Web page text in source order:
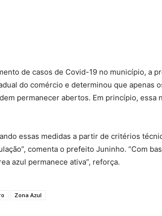
de casos de Covid-19 no município, a
do comércio e determinou que apenas
permanecer abertos. Em princípio, essa
essas medidas a partir de critérios
comenta o prefeito Juninho. “Com
azul permanece ativa”, reforça.
Zona Azul